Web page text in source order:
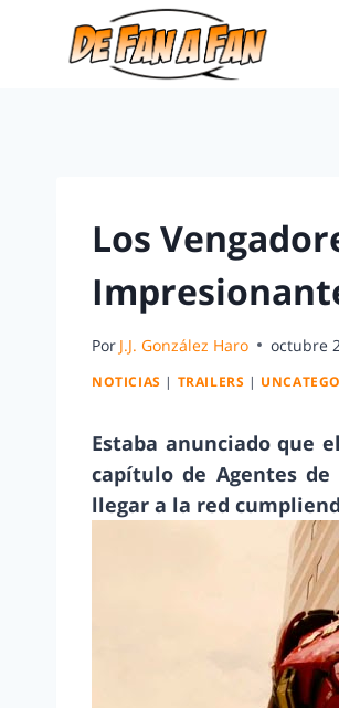
Los
Por J.J. González Haro octubre
NOTICIAS | TRAILERS |
Estaba anunciado que
capítulo de Agentes
llegar a la red